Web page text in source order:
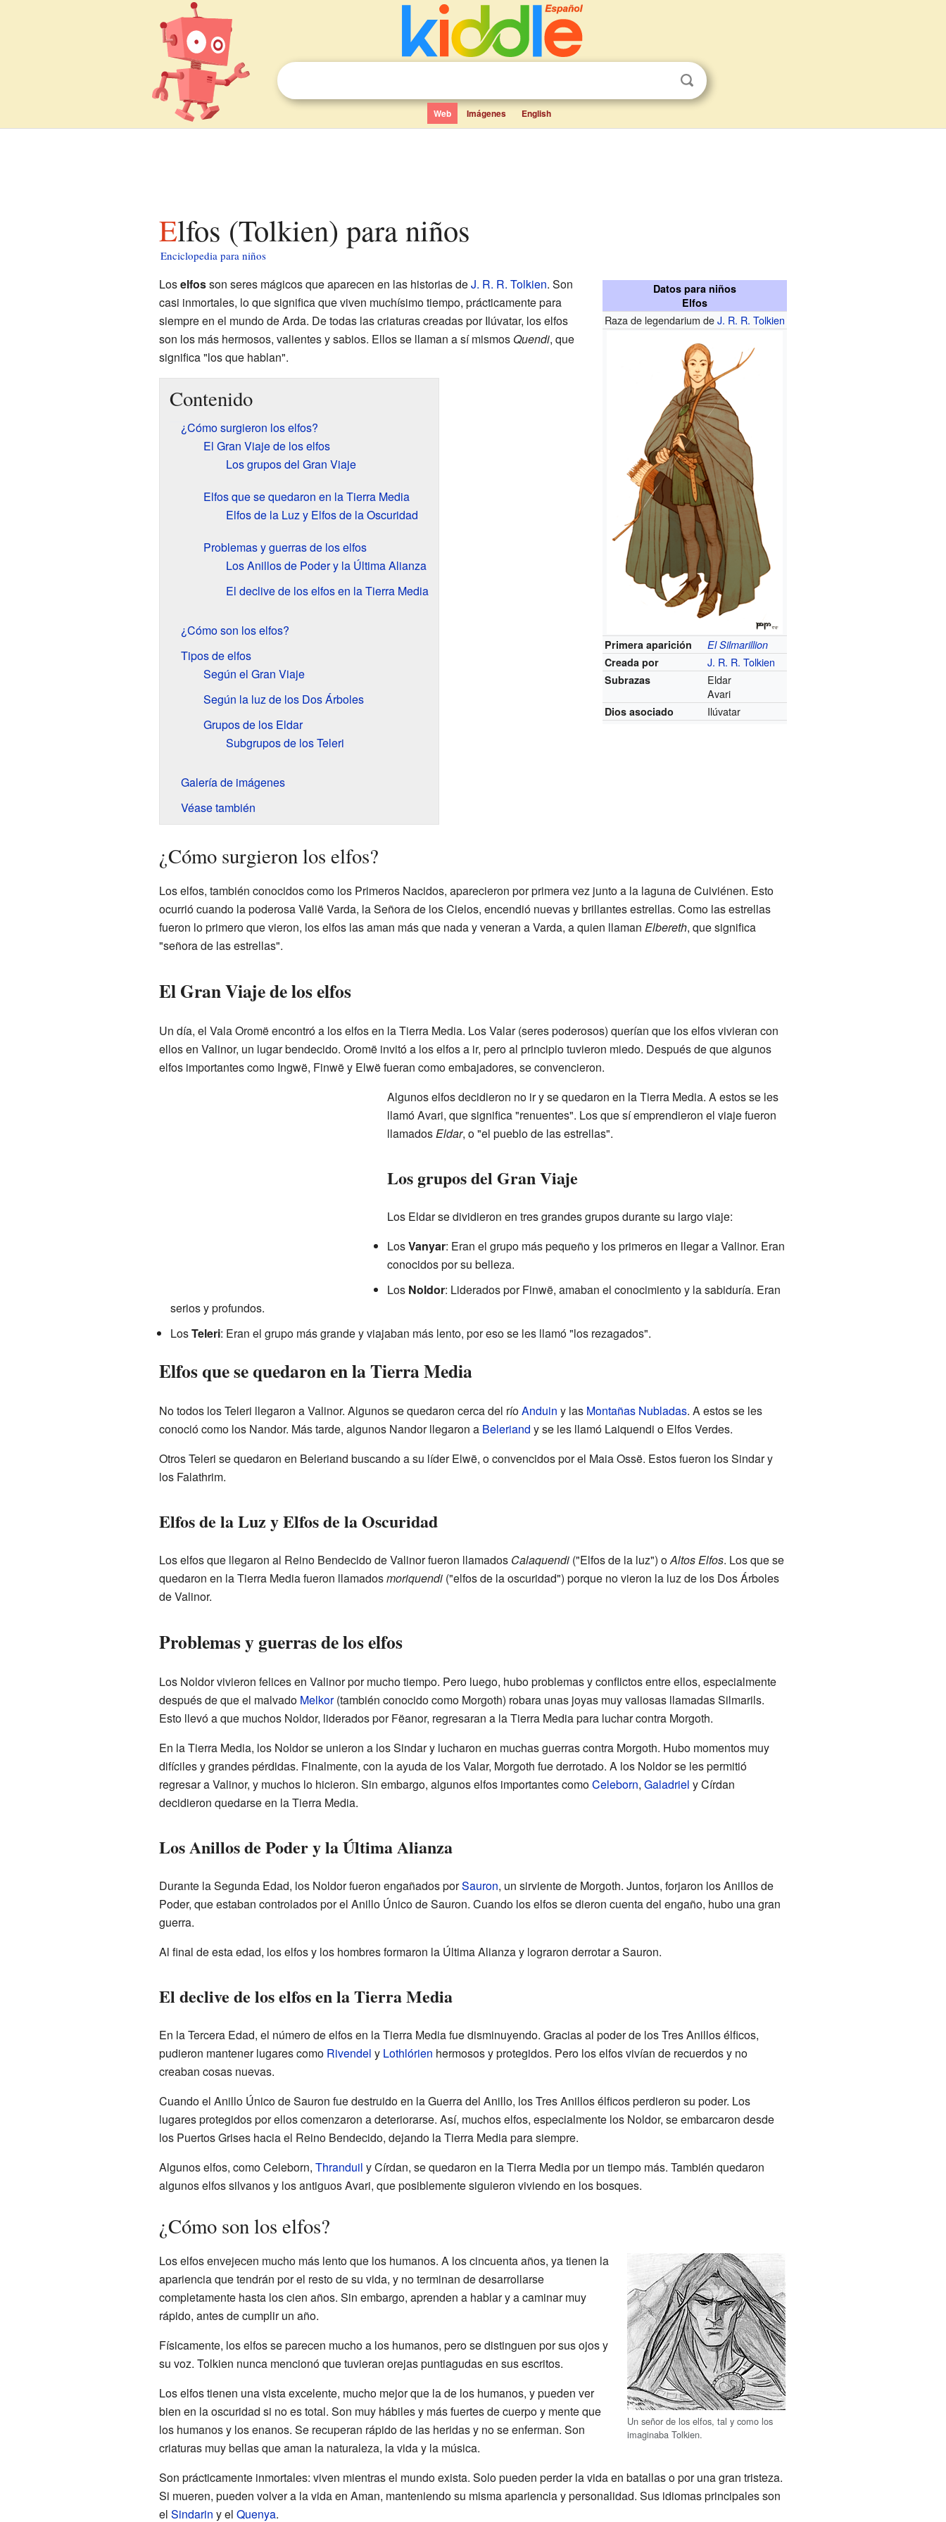
Web Imágenes English
Elfos (Tolkien) para niños
Enciclopedia para niños
Datos para niños
Elfos
Raza de legendarium deJ. R. R. Tolkien
Primera aparición
El Silmarillion
Creada por
J. R. R. Tolkien
Subrazas
Eldar
Avari
Dios asociado Ilúvatar
Loselfosson seres mágicos que aparecen en las historias deJ. R. R. Tolkien. Son
casi inmortales, lo que significa que viven muchísimo tiempo, prácticamente para
siempre en el mundo de Arda. De todas las criaturas creadas por Ilúvatar, los elfos
son los más hermosos, valientes y sabios. Ellos se llaman a sí mismos Quendi, que
significa "los que hablan".
Contenido
¿Cómo surgieron los elfos?
El Gran Viaje de los elfos
Los grupos del Gran Viaje
Elfos que se quedaron en la Tierra Media
Elfos de la Luz y Elfos de la Oscuridad
Problemas y guerras de los elfos
Los Anillos de Poder y la Última Alianza
El declive de los elfos en la Tierra Media
¿Cómo son los elfos?
Tipos de elfos
Según el Gran Viaje
Según la luz de los Dos Árboles
Grupos de los Eldar
Subgrupos de los Teleri
Galería de imágenes
Véase también
¿Cómo surgieron los elfos?
Los elfos, también conocidos como los Primeros Nacidos, aparecieron por primera vez junto a la laguna de Cuiviénen. Esto
ocurrió cuando la poderosa Valië Varda, la Señora de los Cielos, encendió nuevas y brillantes estrellas. Como las estrellas
fueron lo primero que vieron, los elfos las aman más que nada y veneran a Varda, a quien llaman Elbereth, que significa
"señora de las estrellas".
El Gran Viaje de los elfos
Un día, el Vala Oromë encontró a los elfos en la Tierra Media. Los Valar (seres poderosos) querían que los elfos vivieran con
ellos en Valinor, un lugar bendecido. Oromë invitó a los elfos a ir, pero al principio tuvieron miedo. Después de que algunos
elfos importantes como Ingwë, Finwë y Elwë fueran como embajadores, se convencieron.
Algunos elfos decidieron no ir y se quedaron en la Tierra Media. A estos se les
llamó Avari, que significa "renuentes". Los que sí emprendieron el viaje fueron
llamadosEldar, o "el pueblo de las estrellas".
Los grupos del Gran Viaje
Los Eldar se dividieron en tres grandes grupos durante su largo viaje:
LosVanyar: Eran el grupo más pequeño y los primeros en llegar a Valinor. Eran
conocidos por su belleza.
Los Noldor: Liderados por Finwë, amaban el conocimiento y la sabiduría. Eran
serios y profundos.
LosTeleri: Eran el grupo más grande y viajaban más lento, por eso se les llamó "los rezagados".
Elfos que se quedaron en la Tierra Media
No todos los Teleri llegaron a Valinor. Algunos se quedaron cerca del ríoAnduin y las Montañas Nubladas. A estos se les
conoció como los Nandor. Más tarde, algunos Nandor llegaron a Beleriand y se les llamó Laiquendi o Elfos Verdes.
Otros Teleri se quedaron en Beleriand buscando a su líder Elwë, o convencidos por el Maia Ossë. Estos fueron los Sindar y
los Falathrim.
Elfos de la Luz y Elfos de la Oscuridad
Los elfos que llegaron al Reino Bendecido de Valinor fueron llamados Calaquendi("Elfos de la luz") oAltos Elfos. Los que se
quedaron en la Tierra Media fueron llamadosmoriquendi("elfos de la oscuridad") porque no vieron la luz de los Dos Árboles
de Valinor.
Problemas y guerras de los elfos
Los Noldor vivieron felices en Valinor por mucho tiempo. Pero luego, hubo problemas y conflictos entre ellos, especialmente
después de que el malvado Melkor(también conocido como Morgoth) robara unas joyas muy valiosas llamadas Silmarils.
Esto llevó a que muchos Noldor, liderados por Fëanor, regresaran a la Tierra Media para luchar contra Morgoth.
En la Tierra Media, los Noldor se unieron a los Sindar y lucharon en muchas guerras contra Morgoth. Hubo momentos muy
difíciles y grandes pérdidas. Finalmente, con la ayuda de los Valar, Morgoth fue derrotado. A los Noldor se les permitió
regresar a Valinor, y muchos lo hicieron. Sin embargo, algunos elfos importantes comoCeleborn, Galadriel y Círdan
decidieron quedarse en la Tierra Media.
Los Anillos de Poder y la Última Alianza
Durante la Segunda Edad, los Noldor fueron engañados porSauron, un sirviente de Morgoth. Juntos, forjaron los Anillos de
Poder, que estaban controlados por el Anillo Único de Sauron. Cuando los elfos se dieron cuenta del engaño, hubo una gran
guerra.
Al final de esta edad, los elfos y los hombres formaron la Última Alianza y lograron derrotar a Sauron.
El declive de los elfos en la Tierra Media
En la Tercera Edad, el número de elfos en la Tierra Media fue disminuyendo. Gracias al poder de los Tres Anillos élficos,
pudieron mantener lugares como Rivendel y Lothlórien hermosos y protegidos. Pero los elfos vivían de recuerdos y no
creaban cosas nuevas.
Cuando el Anillo Único de Sauron fue destruido en la Guerra del Anillo, los Tres Anillos élficos perdieron su poder. Los
lugares protegidos por ellos comenzaron a deteriorarse. Así, muchos elfos, especialmente los Noldor, se embarcaron desde
los Puertos Grises hacia el Reino Bendecido, dejando la Tierra Media para siempre.
Algunos elfos, como Celeborn, Thranduil y Círdan, se quedaron en la Tierra Media por un tiempo más. También quedaron
algunos elfos silvanos y los antiguos Avari, que posiblemente siguieron viviendo en los bosques.
¿Cómo son los elfos?
Un señor de los elfos, tal y como los
imaginaba Tolkien.
Los elfos envejecen mucho más lento que los humanos. A los cincuenta años, ya tienen la
apariencia que tendrán por el resto de su vida, y no terminan de desarrollarse
completamente hasta los cien años. Sin embargo, aprenden a hablar y a caminar muy
rápido, antes de cumplir un año.
Físicamente, los elfos se parecen mucho a los humanos, pero se distinguen por sus ojos y
su voz. Tolkien nunca mencionó que tuvieran orejas puntiagudas en sus escritos.
Los elfos tienen una vista excelente, mucho mejor que la de los humanos, y pueden ver
bien en la oscuridad si no es total. Son muy hábiles y más fuertes de cuerpo y mente que
los humanos y los enanos. Se recuperan rápido de las heridas y no se enferman. Son
criaturas muy bellas que aman la naturaleza, la vida y la música.
Son prácticamente inmortales: viven mientras el mundo exista. Solo pueden perder la vida en batallas o por una gran tristeza.
Si mueren, pueden volver a la vida en Aman, manteniendo su misma apariencia y personalidad. Sus idiomas principales son
el Sindarin y el Quenya.